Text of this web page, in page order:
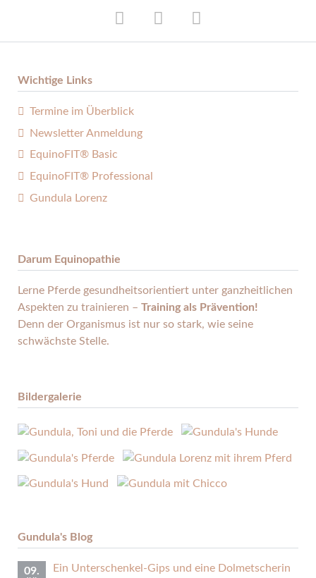
Wichtige Links
Termine im Überblick
Newsletter Anmeldung
EquinoFIT® Basic
EquinoFIT® Professional
Gundula Lorenz
Darum Equinopathie
Lerne Pferde gesund­heits­orientiert unter ganz­heitlichen
Aspekten zu trainieren – Training als Prävention!
Denn der Organismus ist nur so stark, wie seine
schwächste Stelle.
Bildergalerie
Gundula's Blog
09.
Ein Unterschenkel-Gips und eine Dolmetscherin